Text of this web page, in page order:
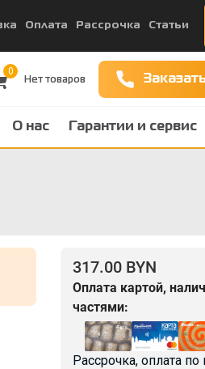
Оплата Рассрочка Статьи
0
О нас Гарантии и сервис
317.00 BYN
Оплата картой,
частями:
Рассрочка, оплата по